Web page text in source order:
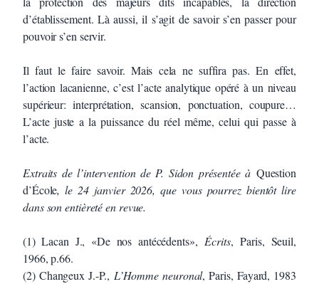
d’établissement. Là aussi, il s’agit de savoir s’en passer pour
pouvoir s’en servir.
Il faut le faire savoir. Mais cela ne suffira pas. En effet,
l’action lacanienne, c’est l’acte analytique opéré à un niveau
supérieur: interprétation, scansion, ponctuation, coupure…
L’acte juste a la puissance du réel même, celui qui passe à
l’acte.
Extraits de l’intervention de P. Sidon présentée à Question
d’École, le 24 janvier 2026, que vous pourrez bientôt lire
dans son entièreté en revue.
(1) Lacan J., «De nos antécédents»,Écrits, Paris, Seuil,
1966, p.66.
(2) Changeux J.-P., L’Homme neuronal, Paris, Fayard, 1983